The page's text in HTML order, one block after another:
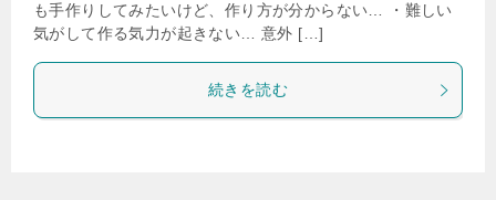
も手作りしてみたいけど、作り方が分からない… ・難しい
気がして作る気力が起きない… 意外 […]
続きを読む